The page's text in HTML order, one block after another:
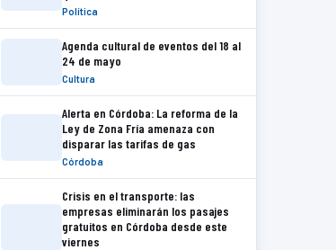
Política
Agenda cultural de eventos del 18 al
24 de mayo
Cultura
Alerta en Córdoba: La reforma de la
Ley de Zona Fría amenaza con
disparar las tarifas de gas
Córdoba
Crisis en el transporte: las
empresas eliminarán los pasajes
gratuitos en Córdoba desde este
viernes